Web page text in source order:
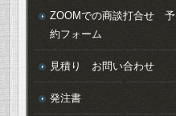
ZOOMでの商談打合せ 予
約フォーム
見積り お問い合わせ
発注書